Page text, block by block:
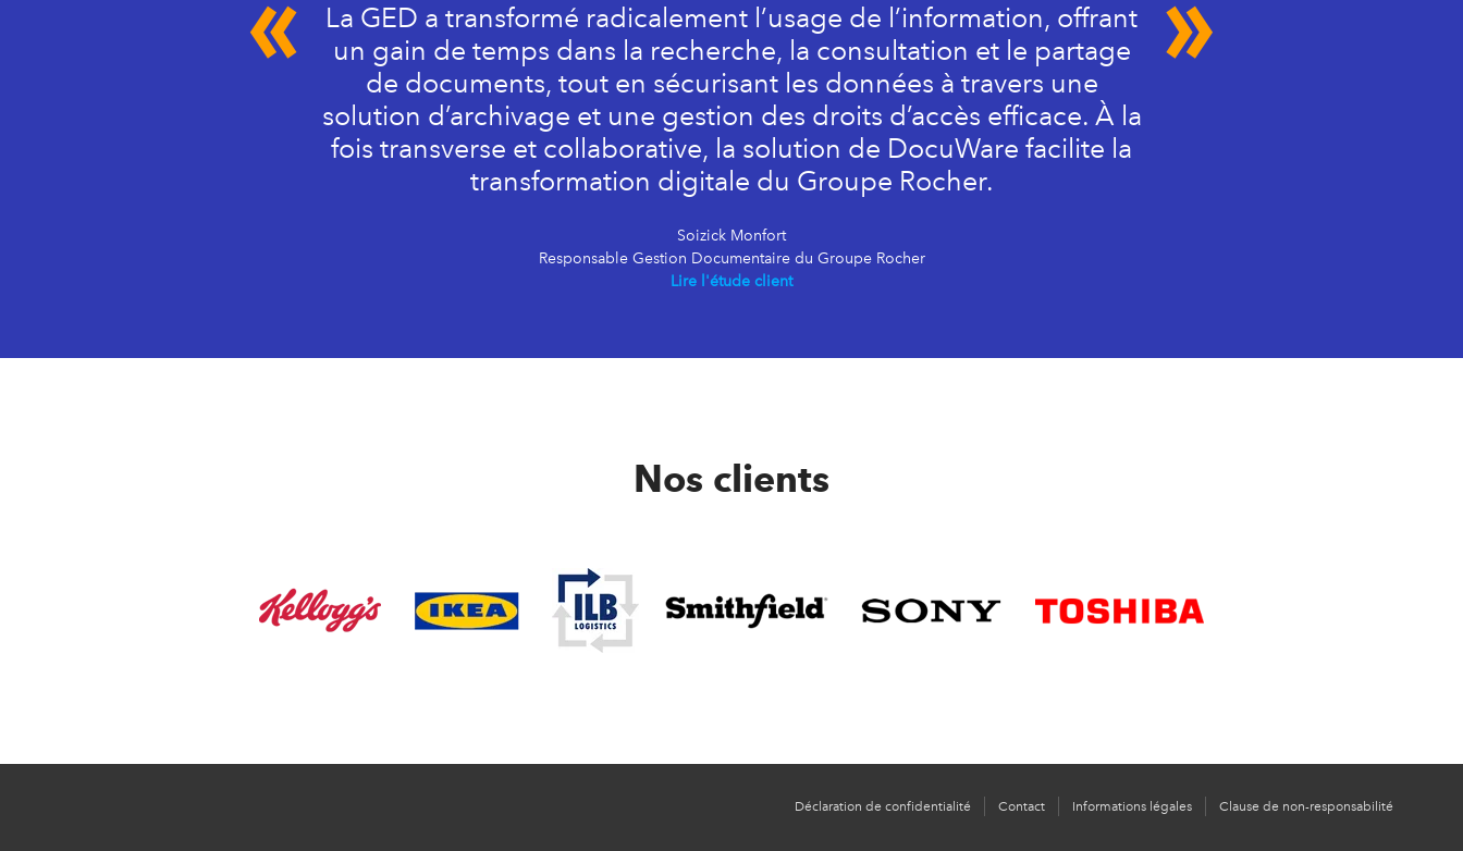
La GED a transformé radicalement l’usage de l’information, offrant
un gain de temps dans la recherche, la consultation et le partage
de documents, tout en sécurisant les données à travers une
solution d’archivage et une gestion des droits d’accès efficace. À la
fois transverse et collaborative, la solution de DocuWare facilite la
transformation digitale du Groupe Rocher.
Soizick Monfort
Responsable Gestion Documentaire du Groupe Rocher
Lire l'étude client
Nos clients
Déclaration de confidentialité Contact Informations légales Clause de non-responsabilité